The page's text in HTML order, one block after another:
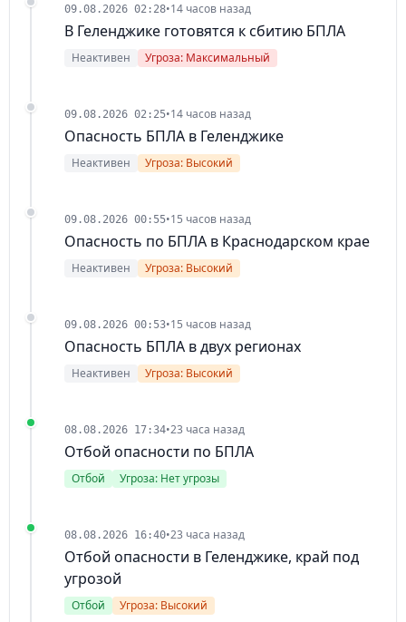
09.08.2026 02:28•14 часов назад
В Геленджике готовятся к сбитию БПЛА
Неактивен Угроза: Максимальный
09.08.2026 02:25•14 часов назад
Опасность БПЛА в Геленджике
Неактивен Угроза: Высокий
09.08.2026 00:55•15 часов назад
Опасность по БПЛА в Краснодарском крае
Неактивен Угроза: Высокий
09.08.2026 00:53•15 часов назад
Опасность БПЛА в двух регионах
Неактивен Угроза: Высокий
08.08.2026 17:34•23 часа назад
Отбой опасности по БПЛА
Отбой Угроза: Нет угрозы
08.08.2026 16:40•23 часа назад
Отбой опасности в Геленджике, край под
угрозой
Отбой Угроза: Высокий